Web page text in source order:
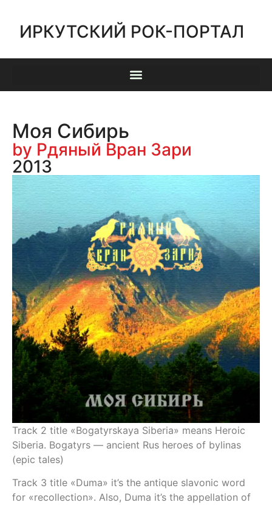
ИРКУТСКИЙ РОК-ПОРТАЛ
Моя Сибирь
by Рдяный Вран Зари
2013
Track 2 title «Bogatyrskaya Siberia» means Heroic
Siberia. Bogatyrs — ancient Rus heroes of bylinas
(epic tales)
Track 3 title «Duma» it’s the antique slavonic word
for «recollection». Also, Duma it’s the appellation of